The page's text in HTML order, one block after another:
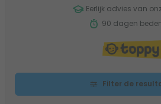
Eerlijk advies van
90 dagen
Filter de